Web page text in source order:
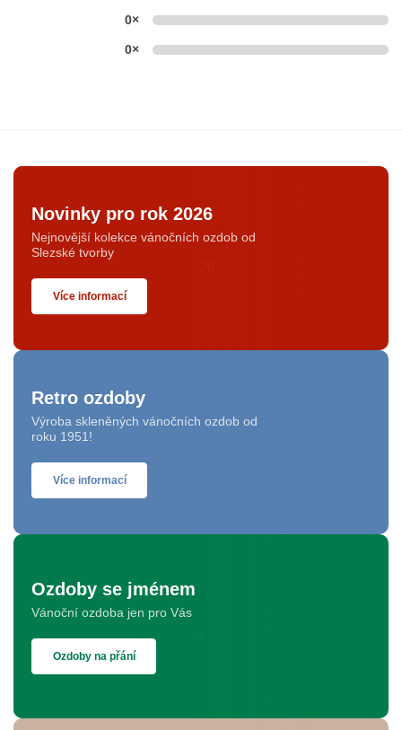
0×
0×
Novinky pro rok 2026
Nejnovější kolekce vánočních ozdob od
Slezské tvorby
Více informací
Retro ozdoby
Výroba skleněných vánočních ozdob od
roku 1951!
Více informací
Ozdoby se jménem
Vánoční ozdoba jen pro Vás
Ozdoby na přání